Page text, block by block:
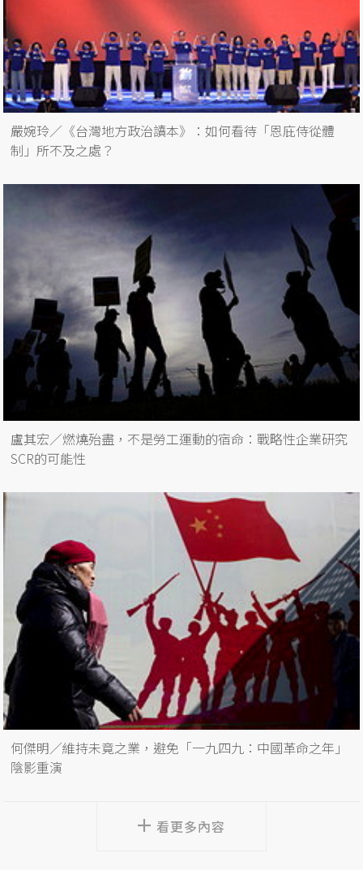
嚴婉玲／《台灣地方政治讀本》：如何看待「恩庇侍從體
制」所不及之處？
盧其宏／燃燒殆盡，不是勞工運動的宿命：戰略性企業研究
SCR的可能性
何傑明／維持未竟之業，避免「一九四九：中國革命之年」
陰影重演
看更多內容